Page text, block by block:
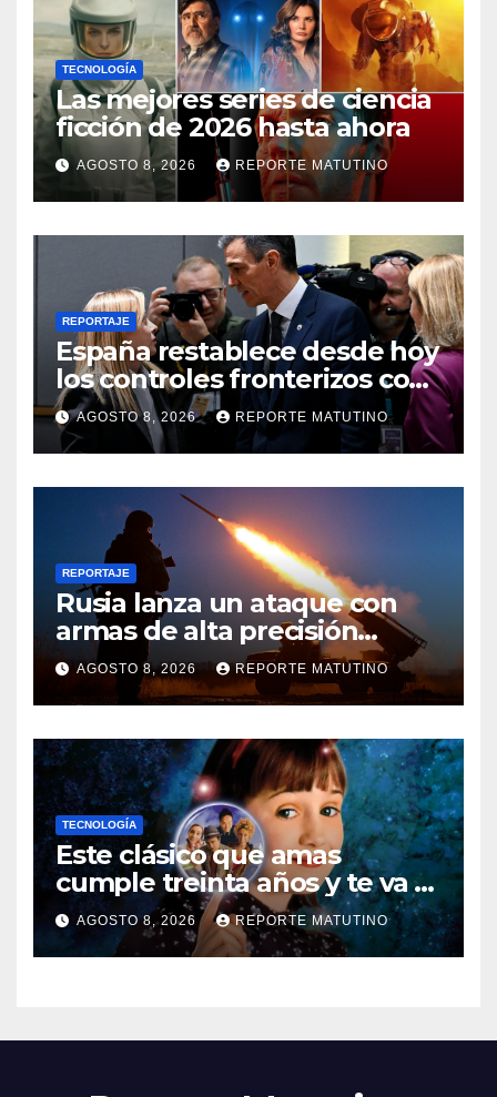
TECNOLOGÍA
Las mejores series de ciencia
ficción de 2026 hasta ahora
AGOSTO 8, 2026 REPORTE MATUTINO
REPORTAJE
España restablece desde hoy
los controles fronterizos con
Italia tras el rechazo de Roma
a retirar las restricciones
AGOSTO 8, 2026 REPORTE MATUTINO
REPORTAJE
Rusia lanza un ataque con
armas de alta precisión
contra la industria militar en
Kiev
AGOSTO 8, 2026 REPORTE MATUTINO
TECNOLOGÍA
Este clásico que amas
cumple treinta años y te va a
sorprender su enorme
influencia en el cine
AGOSTO 8, 2026 REPORTE MATUTINO